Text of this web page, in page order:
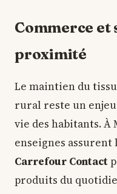
Commerce et
proximité
Le maintien du
rural reste un
vie des habitants.
enseignes
Carrefour Contact
produits du